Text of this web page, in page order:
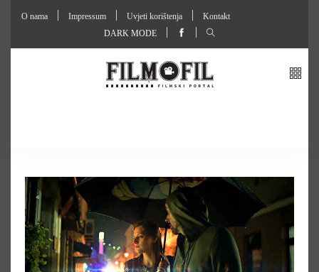
O nama Impressum Uvjeti korištenja
Kontakt
DARK MODE